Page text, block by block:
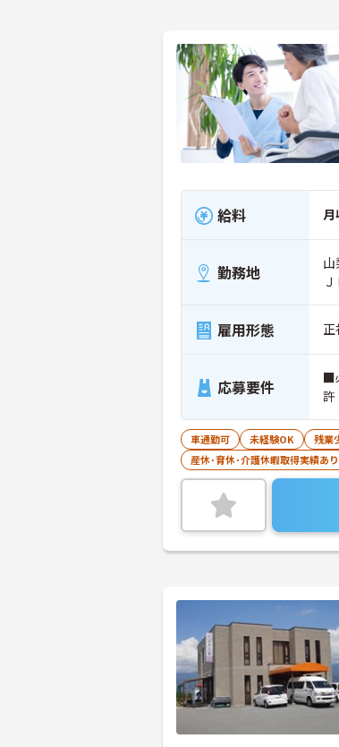
給料 月
勤務地
山
雇用形態
応募要件
■
許
車通勤可 未経験OK 残業
産休･育休･介護休暇取得実績あり